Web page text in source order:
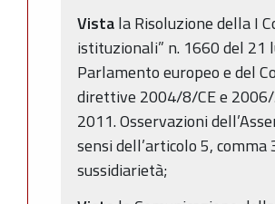
Vistala Risoluzione della I
istituzionali” n. 1660 del
Parlamento europeo e del
direttive 2004/8/CE e
2011. Osservazioni
sensi dell’articolo 5,
sussidiarietà;